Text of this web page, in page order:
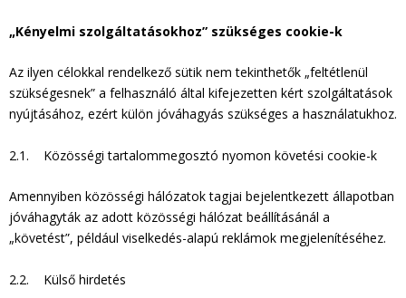
„Kényelmi szolgáltatásokhoz” szükséges cookie-k
Az ilyen célokkal rendelkező sütik nem tekinthetők „feltétlenül
szükségesnek” a felhasználó által kifejezetten kért szolgáltatások
nyújtásához, ezért külön jóváhagyás szükséges a használatukhoz.
2.1. Közösségi tartalommegosztó nyomon követési cookie-k
Amennyiben közösségi hálózatok tagjai bejelentkezett állapotban
jóváhagyták az adott közösségi hálózat beállításánál a
„követést”, például viselkedés-alapú reklámok megjelenítéséhez.
2.2. Külső hirdetés